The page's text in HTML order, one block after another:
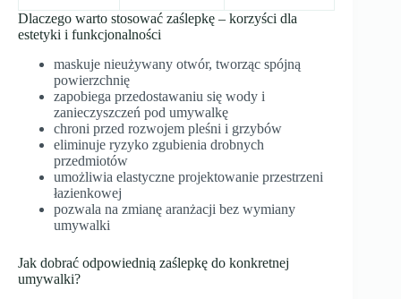
Dlaczego warto stosować zaślepkę – korzyści dla
estetyki i funkcjonalności
maskuje nieużywany otwór, tworząc spójną
powierzchnię
zapobiega przedostawaniu się wody i
zanieczyszczeń pod umywalkę
chroni przed rozwojem pleśni i grzybów
eliminuje ryzyko zgubienia drobnych
przedmiotów
umożliwia elastyczne projektowanie przestrzeni
łazienkowej
pozwala na zmianę aranżacji bez wymiany
umywalki
Jak dobrać odpowiednią zaślepkę do konkretnej
umywalki?